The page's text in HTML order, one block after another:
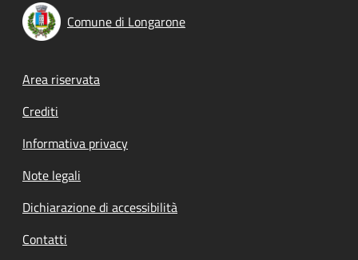
Comune di Longarone
Footer menu
Area riservata
Crediti
Informativa privacy
Note legali
Dichiarazione di accessibilità
Contatti